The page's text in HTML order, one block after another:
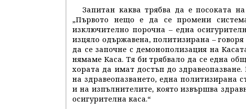
Запитан каква трябва да е посоката
„Първото нещо е да се промени
изключително порочна – една
изцяло одържавена, политизирана –
да се започне с демонополизация на
нямаме Каса. Тя би трябвало да се една
хората да имат достъп до
на здравеопазването, една политизирана
и на изпълнителите, която извършва
осигурителна каса.“